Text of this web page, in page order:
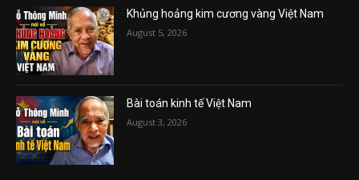
Khủng hoảng kim cương vàng Việt Nam
August 5, 2026
Bài toán kinh tế Việt Nam
August 3, 2026